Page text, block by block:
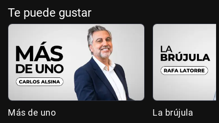
Te puede gustar
Más de uno La brújula